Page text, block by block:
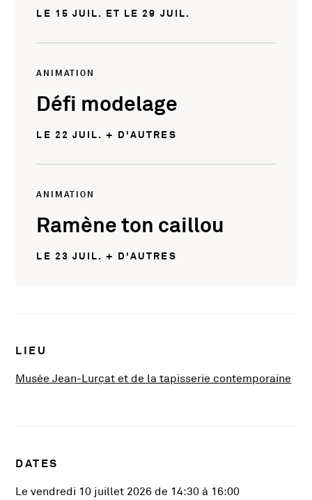
LE 15 JUIL. ET LE 29 JUIL.
ANIMATION
Défi modelage
LE 22 JUIL. + D'AUTRES
ANIMATION
Ramène ton caillou
LE 23 JUIL. + D'AUTRES
LIEU
Musée Jean-Lurçat et de la tapisserie contemporaine
DATES
Le vendredi 10 juillet 2026 de 14:30 à 16:00